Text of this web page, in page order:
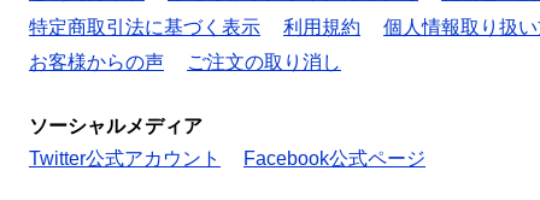
特定商取引法に基づく表示
利用規約 個人情報取り扱
お客様からの声
ご注文の取り消し
ソーシャルメディア
Twitter公式アカウント
Facebook公式ページ